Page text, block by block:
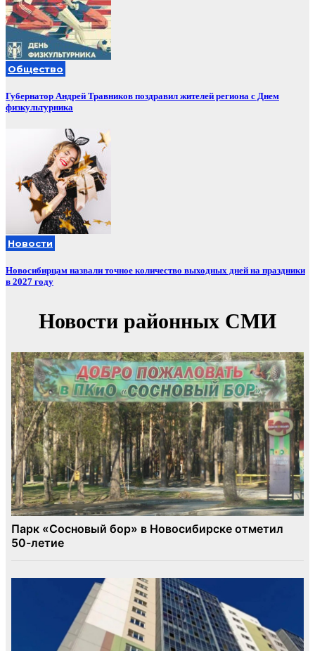
Общество
Губернатор Андрей Травников поздравил жителей региона с Днем
физкультурника
Новости
Новосибирцам назвали точное количество выходных дней на праздники
в 2027 году